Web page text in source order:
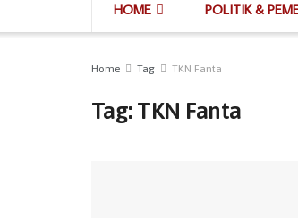
HOME POLITIK &
Home Tag TKN Fanta
Tag: TKN Fanta